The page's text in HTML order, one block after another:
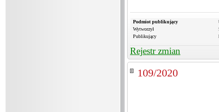
Podmiot publikujący
Wytworzył
Publikujący
Rejestr zmian
109/2020